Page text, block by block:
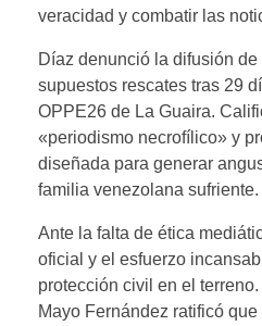
veracidad y combatir las
Díaz denunció la difusión
supuestos rescates tras 29
OPPE26 de La Guaira.
«periodismo necrofílico» y
diseñada para generar
familia venezolana sufriente.
Ante la falta de ética
oficial y el esfuerzo
protección civil en el
Mayo Fernández ratificó